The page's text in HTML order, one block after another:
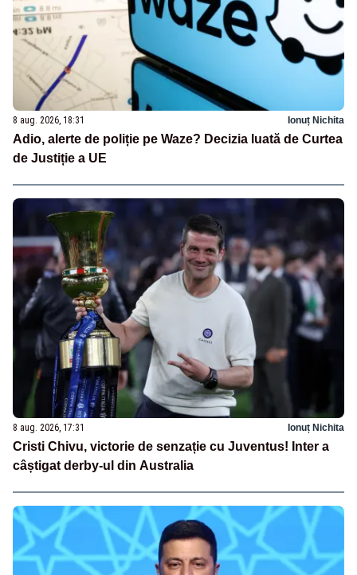
8 aug. 2026, 18:31 Ionuț Nichita
Adio, alerte de poliție pe Waze? Decizia luată de Curtea
de Justiție a UE
8 aug. 2026, 17:31 Ionuț Nichita
Cristi Chivu, victorie de senzație cu Juventus! Inter a
câștigat derby-ul din Australia